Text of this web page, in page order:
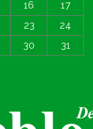
16
17
23
24
30 31